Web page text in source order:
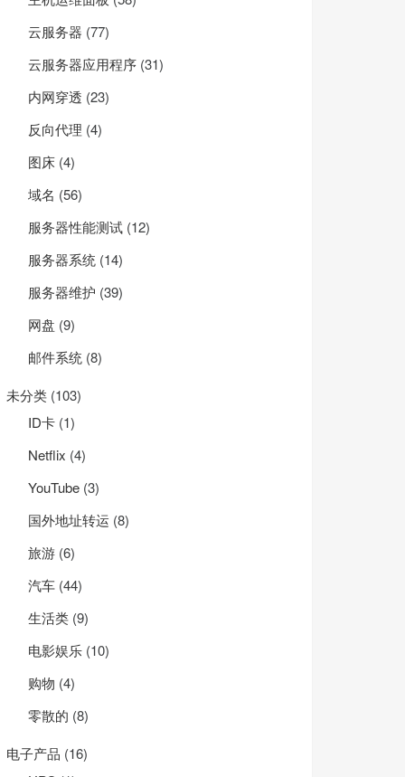
云服务器 (77)
云服务器应用程序 (31)
内网穿透 (23)
反向代理 (4)
图床 (4)
域名 (56)
服务器性能测试 (12)
服务器系统 (14)
服务器维护 (39)
网盘 (9)
邮件系统 (8)
未分类 (103)
ID卡 (1)
Net­flix (4)
YouTube (3)
国外地址转运 (8)
旅游 (6)
汽车 (44)
生活类 (9)
电影娱乐 (10)
购物 (4)
零散的 (8)
电子产品 (16)